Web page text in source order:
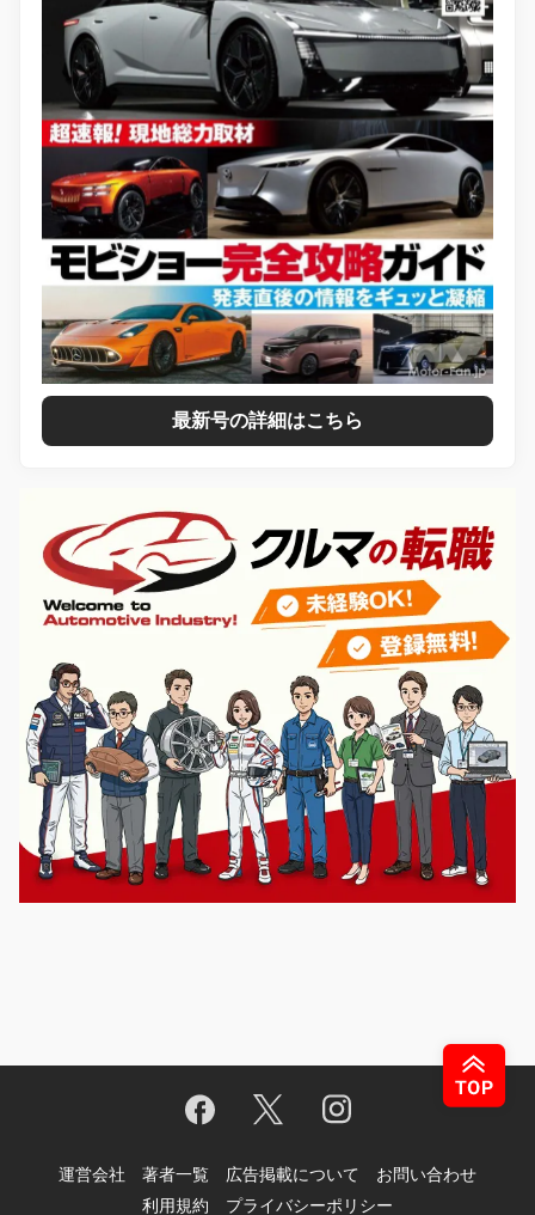
最新号の詳細はこちら
運営会社 著者一覧 広告掲載について
お問い合わせ
利用規約
プライバシーポリシー